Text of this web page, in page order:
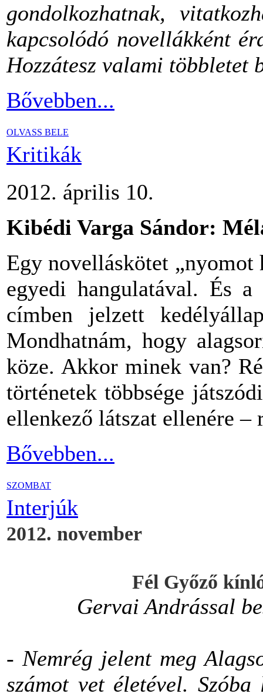
gondolkozhatnak,
kapcsolódó novellákként
Hozzátesz valami többletet
Bővebben...
OLVASS BELE
Kritikák
2012. április 10.
Kibédi Varga Sándor:
Egy novelláskötet „nyomot
egyedi hangulatával. És
címben jelzett
Mondhatnám, hogy
köze. Akkor minek van?
történetek többsége
ellenkező látszat ellenére –
Bővebben...
SZOMBAT
Interjúk
2012. november
Fél Győző
Gervai Andrással
- Nemrég jelent meg
számot vet életével.